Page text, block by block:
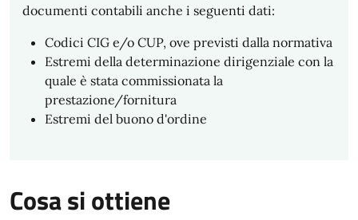
documenti contabili anche i seguenti dati:
Codici CIG e/o CUP, ove previsti dalla normativa
Estremi della determinazione dirigenziale con la
quale è stata commissionata la
prestazione/fornitura
Estremi del buono d'ordine
Cosa si ottiene